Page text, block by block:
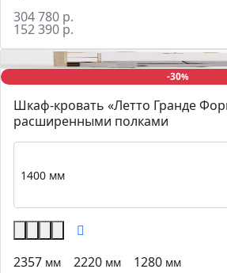
304 780 р.
152 390 р.
-30%
Шкаф-кровать «Летто Гранде
расширенными полками
2357 мм
2220 мм
1280 мм